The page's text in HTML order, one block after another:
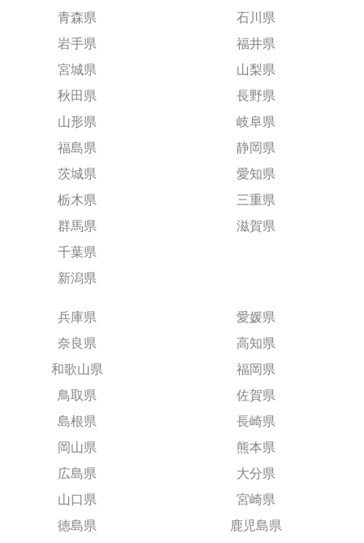
青森県
岩手県
宮城県
秋田県
山形県
福島県
茨城県
栃木県
群馬県
千葉県
新潟県
石川県
福井県
山梨県
長野県
岐阜県
静岡県
愛知県
三重県
滋賀県
兵庫県
奈良県
和歌山県
鳥取県
島根県
岡山県
広島県
山口県
徳島県
愛媛県
高知県
福岡県
佐賀県
長崎県
熊本県
大分県
宮崎県
鹿児島県